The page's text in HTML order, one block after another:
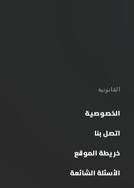
القانونية
الخصوصية
اتصل بنا
خريطة الموقع
الأسئلة الشائعة